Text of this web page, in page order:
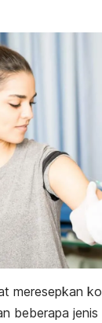
meresepkan
beberapa